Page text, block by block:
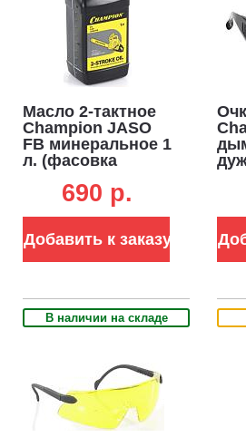
Масло 2-тактное
Champion JASO
FB минеральное 1
л. (фасовка
690 p.
Добавить к заказу
В наличии на складе